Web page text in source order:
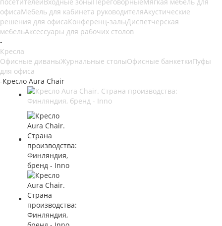
офисаМебель для кабинета руководителяАкустические
решения для офисаКонференц-залыДиспетчерская
мебельАксессуары для рабочих столов
-
Кресла
Офисные диваныЖурнальные столыОфисные банкеткиПуфы
для офиса
-Кресло Aura Chair